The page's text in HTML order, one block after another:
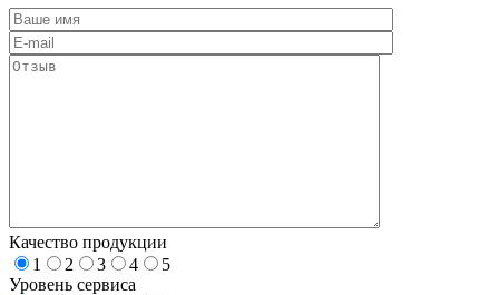
Качество продукции
1
2 3 4
5
Уровень сервиса